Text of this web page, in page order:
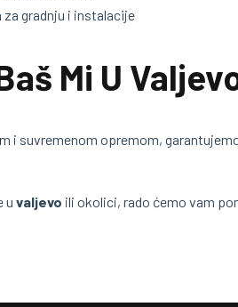
gradnju i instalacije
Mi U
i suvremenom opremom,
u valjevo ili okolici, rado ćemo vam